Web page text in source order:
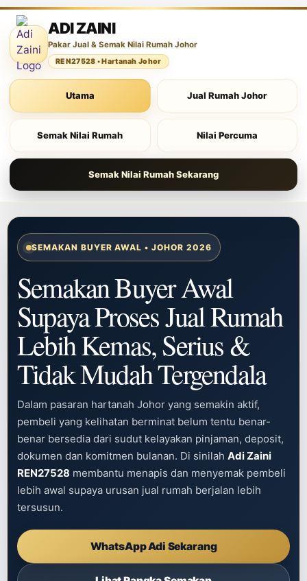
ADI ZAINI
Pakar Jual & Semak Nilai Rumah Johor
REN27528 • Hartanah Johor
Utama Jual Rumah Johor
Semak Nilai Rumah Nilai Percuma
Semak Nilai Rumah Sekarang
SEMAKAN BUYER AWAL • JOHOR 2026
Semakan Buyer Awal
Supaya ProsesJual Rumah
Lebih Kemas, Serius &
Tidak Mudah Tergendala
Dalam pasaran hartanah Johor yang semakin aktif,
pembeli yang kelihatan berminat belum tentu benar-
benar bersedia dari sudut kelayakan pinjaman, deposit,
dokumen dan komitmen bulanan. Di sinilah Adi Zaini
REN27528 membantu menapis dan menyemak pembeli
lebih awal supaya urusan jual rumah berjalan lebih
tersusun.
WhatsApp Adi Sekarang